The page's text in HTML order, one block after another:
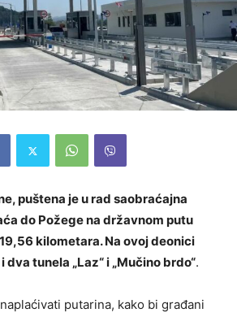
puštena je u rad saobraćajna
do Požege na državnom putu
kilometara. Na ovoj deonici
dva tunela „Laz“ i „Mučino brdo“.
putarina, kako bi građani